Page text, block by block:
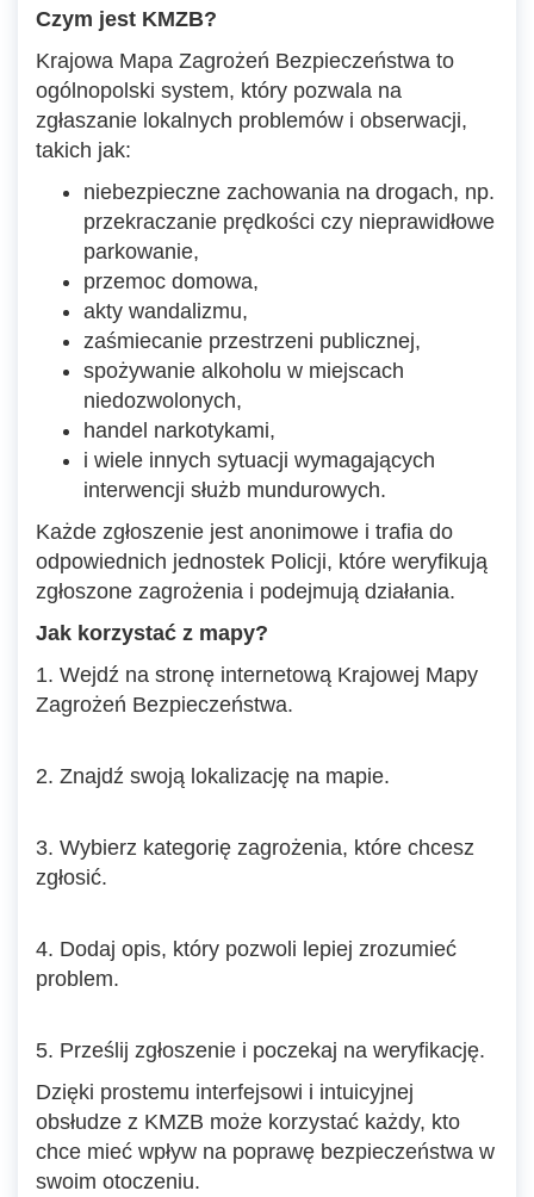
Czym jest KMZB?
Krajowa Mapa Zagrożeń Bezpieczeństwa to
ogólnopolski system, który pozwala na
zgłaszanie lokalnych problemów i obserwacji,
takich jak:
niebezpieczne zachowania na drogach, np.
przekraczanie prędkości czy nieprawidłowe
parkowanie,
przemoc domowa,
akty wandalizmu,
zaśmiecanie przestrzeni publicznej,
spożywanie alkoholu w miejscach
niedozwolonych,
handel narkotykami,
i wiele innych sytuacji wymagających
interwencji służb mundurowych.
Każde zgłoszenie jest anonimowe i trafia do
odpowiednich jednostek Policji, które weryfikują
zgłoszone zagrożenia i podejmują działania.
Jak korzystać z mapy?
1. Wejdź na stronę internetową Krajowej Mapy
Zagrożeń Bezpieczeństwa.
2. Znajdź swoją lokalizację na mapie.
3. Wybierz kategorię zagrożenia, które chcesz
zgłosić.
4. Dodaj opis, który pozwoli lepiej zrozumieć
problem.
5. Prześlij zgłoszenie i poczekaj na weryfikację.
Dzięki prostemu interfejsowi i intuicyjnej
obsłudze z KMZB może korzystać każdy, kto
chce mieć wpływ na poprawę bezpieczeństwa w
swoim otoczeniu.